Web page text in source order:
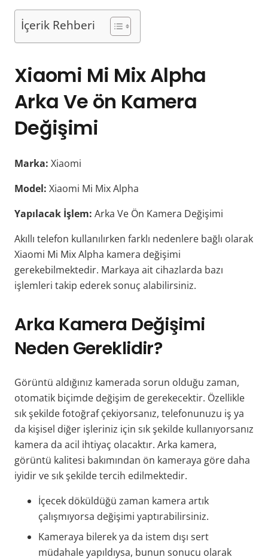
İçerik Rehberi
Xiaomi Mi Mix Alpha
Arka Ve ön Kamera
Değişimi
Marka: Xiaomi
Model: Xiaomi Mi Mix Alpha
Yapılacak İşlem: Arka Ve Ön Kamera Değişimi
Akıllı telefon kullanılırken farklı nedenlere bağlı olarak
Xiaomi Mi Mix Alpha kamera değişimi
gerekebilmektedir. Markaya ait cihazlarda bazı
işlemleri takip ederek sonuç alabilirsiniz.
Arka Kamera Değişimi
Neden Gereklidir?
Görüntü aldığınız kamerada sorun olduğu zaman,
otomatik biçimde değişim de gerekecektir. Özellikle
sık şekilde fotoğraf çekiyorsanız, telefonunuzu iş ya
da kişisel diğer işleriniz için sık şekilde kullanıyorsanız
kamera da acil ihtiyaç olacaktır. Arka kamera,
görüntü kalitesi bakımından ön kameraya göre daha
iyidir ve sık şekilde tercih edilmektedir.
İçecek döküldüğü zaman kamera artık
çalışmıyorsa değişimi yaptırabilirsiniz.
Kameraya bilerek ya da istem dışı sert
müdahale yapıldıysa, bunun sonucu olarak